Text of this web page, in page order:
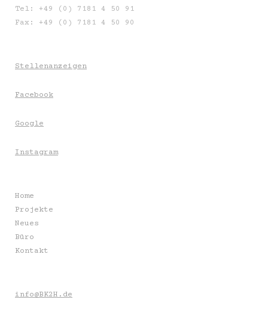
Tel: +49 (0) 7181 4 50 91
Fax: +49 (0) 7181 4 50 90
Stellenanzeigen
Facebook
Google
Instagram
Home
Projekte
Neues
Büro
Kontakt
info@BK2H.de